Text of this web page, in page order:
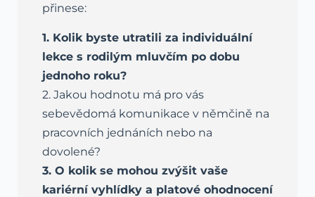
přinese:
1. Kolik byste utratili za individuální
lekce s rodilým mluvčím po dobu
jednoho roku?
2. Jakou hodnotu má pro vás
sebevědomá komunikace v němčině na
pracovních jednáních nebo na
dovolené?
3. O kolik se mohou zvýšit vaše
kariérní vyhlídky a platové ohodnocení